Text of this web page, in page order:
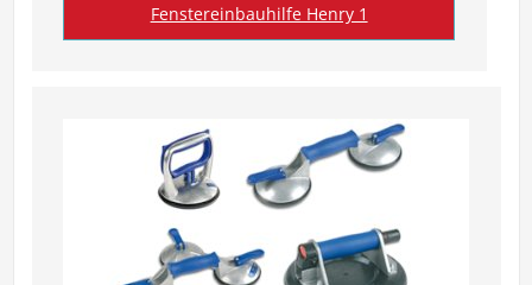
Fenstereinbauhilfe Henry 1